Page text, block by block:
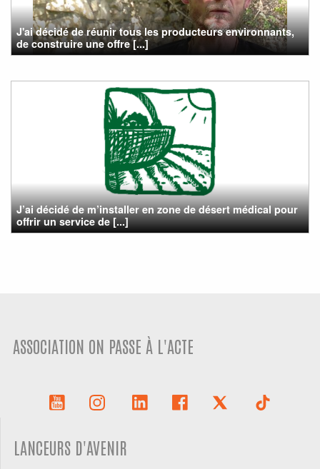
J'ai décidé de réunir tous les producteurs environnants,
de construire une offre [...]
J’ai décidé de m’installer en zone de désert médical pour
offrir un service de [...]
ASSOCIATION ON PASSE À L'ACTE
LANCEURS D'AVENIR